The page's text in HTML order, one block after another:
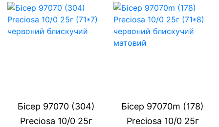
Бісер 97070 (304)
Preсiosa 10/0 25г
Бісер 97070m (178)
Preсiosa 10/0 25г